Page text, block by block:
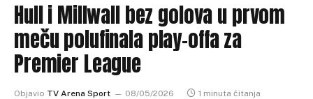
Hull i Millwall bez golova u prvom
meču polufinala play-offa za
Premier League
Objavio TV Arena Sport 08/05/2026 1 minuta čitanja